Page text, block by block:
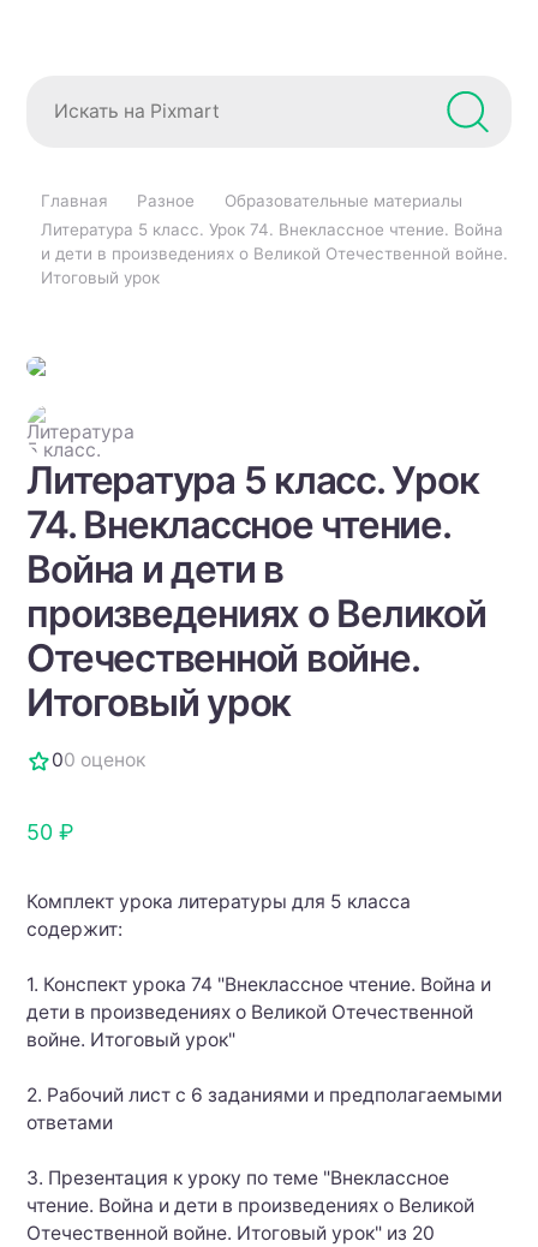
Главная Разное
Образовательные материалы
Литература 5 класс. Урок 74. Внеклассное чтение. Война
и дети в произведениях о Великой Отечественной войне.
Итоговый урок
Литература 5 класс. Урок
74. Внеклассное чтение.
Война и дети в
произведениях о Великой
Отечественной войне.
Итоговый урок
00 оценок
50 ₽
Комплект урока литературы для 5 класса
содержит:
1. Конспект урока 74 "Внеклассное чтение. Война и
дети в произведениях о Великой Отечественной
войне. Итоговый урок"
2. Рабочий лист с 6 заданиями и предполагаемыми
ответами
3. Презентация к уроку по теме "Внеклассное
чтение. Война и дети в произведениях о Великой
Отечественной войне. Итоговый урок" из 20